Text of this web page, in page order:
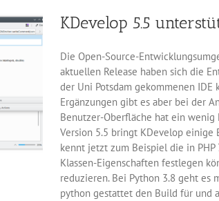
Sprache
des
2020
KDevelop 5.5
Die Open-Source-
aktuellen Release haben sich die
der Uni Potsdam gekommenen
Ergänzungen gibt es aber bei der
Benutzer-Oberfläche hat ein
Version 5.5 bringt KDevelop einige
kennt jetzt zum Beispiel die in
Klassen-Eigenschaften festlegen
reduzieren. Bei Python 3.8 geht es
python gestattet den Build für und